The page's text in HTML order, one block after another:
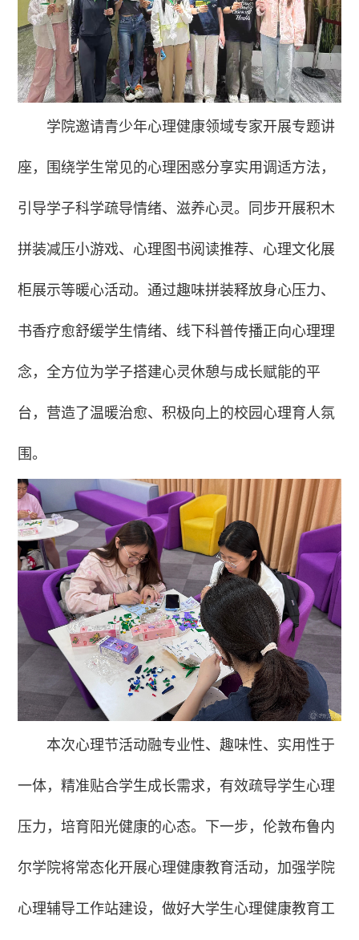
学院邀请青少年心理健康领域专家开展专题讲
座，围绕学生常见的心理困惑分享实用调适方法，
引导学子科学疏导情绪、滋养心灵。同步开展积木
拼装减压小游戏、心理图书阅读推荐、心理文化展
柜展示等暖心活动。通过趣味拼装释放身心压力、
书香疗愈舒缓学生情绪、线下科普传播正向心理理
念，全方位为学子搭建心灵休憩与成长赋能的平
台，营造了温暖治愈、积极向上的校园心理育人氛
围。
本次心理节活动融专业性、趣味性、实用性于
一体，精准贴合学生成长需求，有效疏导学生心理
压力，培育阳光健康的心态。下一步，伦敦布鲁内
尔学院将常态化开展心理健康教育活动，加强学院
心理辅导工作站建设，做好大学生心理健康教育工